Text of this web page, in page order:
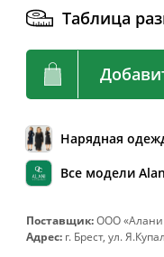
60
62
64
68
70
74
Таблица
Нарядная
Все модели
Поставщик:ООО «Алани
Адрес: г. Брест, ул.